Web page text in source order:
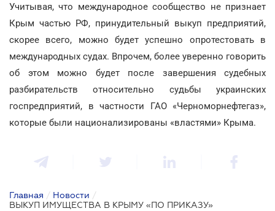
Учитывая, что международное сообщество не признает
Крым частью РФ, принудительный выкуп предприятий,
скорее всего, можно будет успешно опротестовать в
международных судах. Впрочем, более уверенно говорить
об этом можно будет после завершения судебных
разбирательств относительно судьбы украинских
госпредприятий, в частности ГАО «Черноморнефтегаз»,
которые были национализированы «властями» Крыма.
Главная / Новости /
ВЫКУП ИМУЩЕСТВА В КРЫМУ «ПО ПРИКАЗУ»